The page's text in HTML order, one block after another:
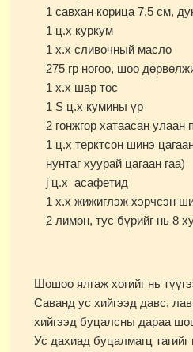
1 савхан корица 7,5 см,
1 ц.х куркум
1 х.х сливочный масло
275 гр ногоо, шоо
1 х.х шар тос
1 Ѕ ц.х кумины үр
2 гонжгор хатаасан улаан
1 ц.х терктсон шинэ
нунтаг хуурай цагаан гаа)
ј ц.х асафетид
1 х.х жижиглэж хэрчсэн
2 лимон, тус бүрийг нь 8
Шошоо ялгаж хогийг нь
Саванд ус хийгээд давс,
хийгээд буцалсны дараа
Ус дахиад буцалмагц тагийг